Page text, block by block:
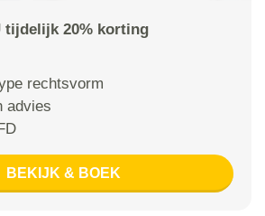
tijdelijk 20% korting
rechtsvorm
advies
BEKIJK & BOEK